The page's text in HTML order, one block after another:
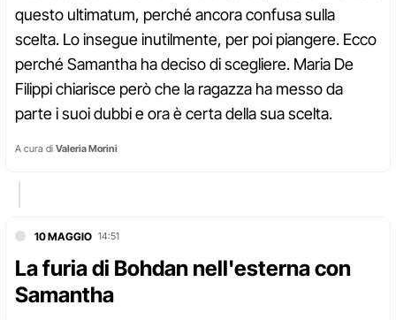
questo ultimatum, perché ancora confusa sulla
scelta. Lo insegue inutilmente, per poi piangere. Ecco
perché Samantha ha deciso di scegliere. Maria De
Filippi chiarisce però che la ragazza ha messo da
parte i suoi dubbi e ora è certa della sua scelta.
A cura di Valeria Morini
10 MAGGIO 14:51
La furia di Bohdan nell'esterna con
Samantha